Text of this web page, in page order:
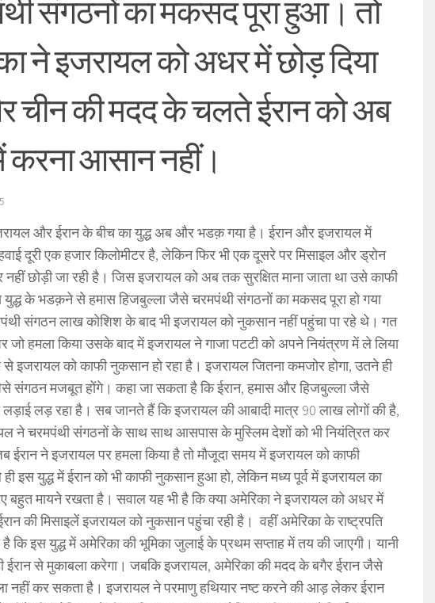
संगठनों का मकसद पूरा हुआ। तो
ने इजरायल को अधर में छोड़ दिया
की मदद के चलते ईरान को अब
करना आसान नहीं।
और ईरान के बीच का युद्ध अब और भडक़ गया है। ईरान और इजरायल में
दूरी एक हजार किलोमीटर है, लेकिन फिर भी एक दूसरे पर मिसाइल और ड्रोन
छोड़ी जा रही है। जिस इजरायल को अब तक सुरक्षित माना जाता था उसे काफी
के भडक़ने से हमास हिजबुल्ला जैसे चरमपंथी संगठनों का मकसद पूरा हो गया
संगठन लाख कोशिश के बाद भी इजरायल को नुकसान नहीं पहुंचा पा रहे थे। गत
जो हमला किया उसके बाद में इजरायल ने गाजा पटटी को अपने नियंत्रण में ले लिया
इजरायल को काफी नुकसान हो रहा है। इजरायल जितना कमजोर होगा, उतने ही
संगठन मजबूत होंगे। कहा जा सकता है कि ईरान, हमास और हिजबुल्ला जैसे
लड़ रहा है। सब जानते हैं कि इजरायल की आबादी मात्र 90 लाख लोगों की है,
ने चरमपंथी संगठनों के साथ साथ आसपास के मुस्लिम देशों को भी नियंत्रित कर
ने इजरायल पर हमला किया है तो मौजूदा समय में इजरायल को काफी
इस युद्ध में ईरान को भी काफी नुकसान हुआ हो, लेकिन मध्य पूर्व में इजरायल का
बहुत मायने रखता है। सवाल यह भी है कि क्या अमेरिका ने इजरायल को अधर में
की मिसाइलें इजरायल को नुकसान पहुंचा रही है। वहीं अमेरिका के राष्ट्रपति
कि इस युद्ध में अमेरिका की भूमिका जुलाई के प्रथम सप्ताह में तय की जाएगी। यानी
से मुकाबला करेगा। जबकि इजरायल, अमेरिका की मदद के बगैर ईरान जैसे
नहीं कर सकता है। इजरायल ने परमाणु हथियार नष्ट करने की आड़ लेकर ईरान